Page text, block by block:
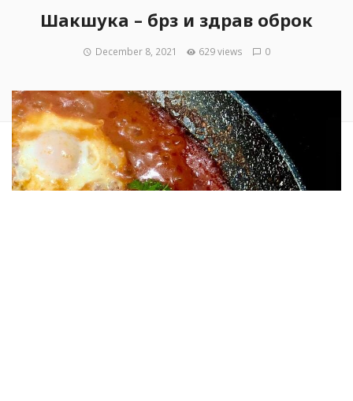
Шакшука – брз и здрав оброк
December 8, 2021 629 views 0